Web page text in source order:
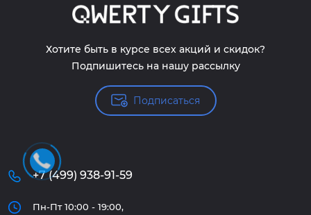
Хотите быть в курсе всех акций и скидок?
Подпишитесь на нашу рассылку
Подписаться
+7 (499) 938-91-59
Пн-Пт 10:00 - 19:00,